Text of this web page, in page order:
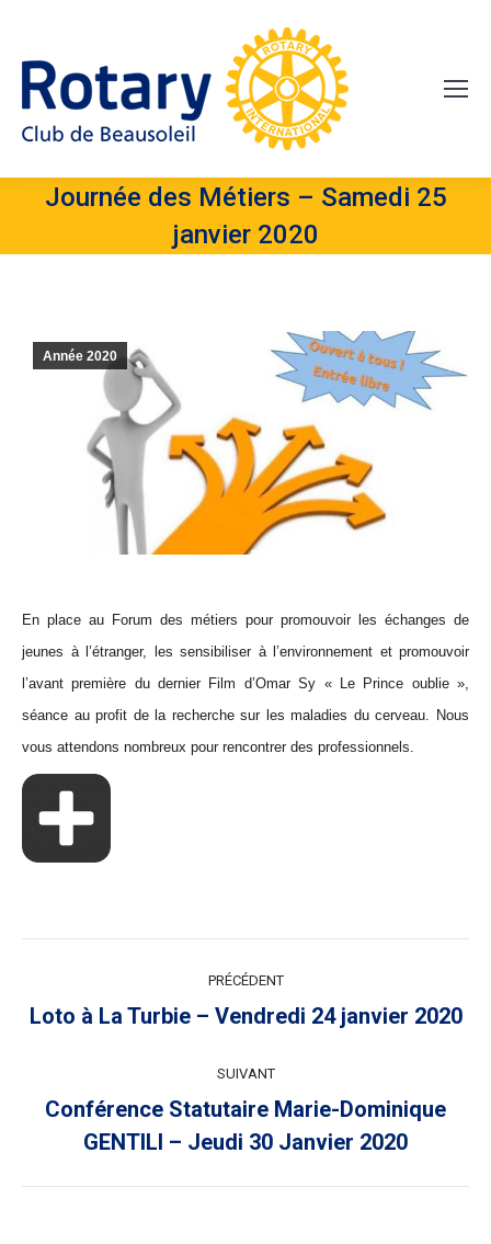
Journée des Métiers – Samedi 25
janvier 2020
Année 2020
En place au Forum des métiers pour promouvoir les échanges de
jeunes à l’étranger, les sensibiliser à l’environnement et promouvoir
l’avant première du dernier Film d’Omar Sy « Le Prince oublie »,
séance au profit de la recherche sur les maladies du cerveau. Nous
vous attendons nombreux pour rencontrer des professionnels.
ARTICLE
PRÉCÉDENT
Article
:
Loto à La Turbie – Vendredi 24 janvier 2020
SUIVANT
Article
suivant
:
Conférence Statutaire Marie-Dominique
GENTILI – Jeudi 30 Janvier 2020